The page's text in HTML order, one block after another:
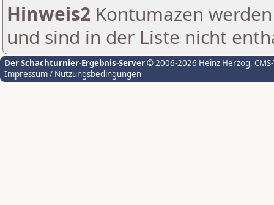
Hinweis2 Kontumazen
und sind in der Liste nicht
Der Schachturnier-Ergebnis-Server© 2006-2026 Heinz Herzog,
Impressum / Nutzungsbedingungen